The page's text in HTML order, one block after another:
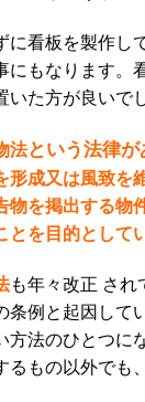
に看板を製作し
もなります。
いた方が良いで
法という法律
形成又は風致を
物を掲出する物
を目的として
も年々改正 され
条例と起因して
方法のひとつに
るもの以外でも